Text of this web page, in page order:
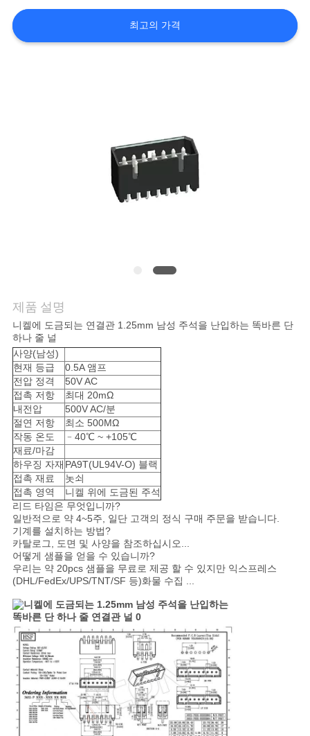
관
리
요
청
하
다
사
이
트
맵
PRIVACY
POLICY
최고의 가격
제품 설명
니켈에 도금되는 연결관 1.25mm 남성 주석을 난입하는 똑바른 단
하나 줄 널
사양(남성)
현재 등급
0.5A 앰프
전압 정격
50V AC
접촉 저항
최대 20mΩ
내전압
500V AC/분
절연 저항
최소 500MΩ
작동 온도
﹣40℃ ~ +105℃
재료/마감
하우징 자재 PA9T(UL94V-O) 블랙
접촉 재료
놋쇠
접촉 영역
니켈 위에 도금된 주석
리드 타임은 무엇입니까?
일반적으로 약 4~5주, 일단 고객의 정식 구매 주문을 받습니다.
기계를 설치하는 방법?
카탈로그, 도면 및 사양을 참조하십시오...
어떻게 샘플을 얻을 수 있습니까?
우리는 약 20pcs 샘플을 무료로 제공 할 수 있지만 익스프레스
(DHL/FedEx/UPS/TNT/SF 등)화물 수집 ...